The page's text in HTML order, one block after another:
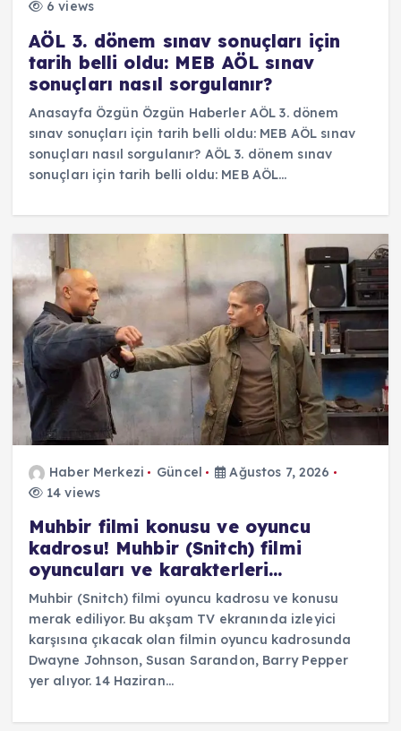
6 views
AÖL 3. dönem sınav sonuçları için
tarih belli oldu: MEB AÖL sınav
sonuçları nasıl sorgulanır?
Anasayfa Özgün Özgün Haberler AÖL 3. dönem
sınav sonuçları için tarih belli oldu: MEB AÖL sınav
sonuçları nasıl sorgulanır? AÖL 3. dönem sınav
sonuçları için tarih belli oldu: MEB AÖL…
Haber Merkezi Güncel
Ağustos 7, 2026
14 views
Muhbir filmi konusu ve oyuncu
kadrosu! Muhbir (Snitch) filmi
oyuncuları ve karakterleri…
Muhbir (Snitch) filmi oyuncu kadrosu ve konusu
merak ediliyor. Bu akşam TV ekranında izleyici
karşısına çıkacak olan filmin oyuncu kadrosunda
Dwayne Johnson, Susan Sarandon, Barry Pepper
yer alıyor. 14 Haziran…